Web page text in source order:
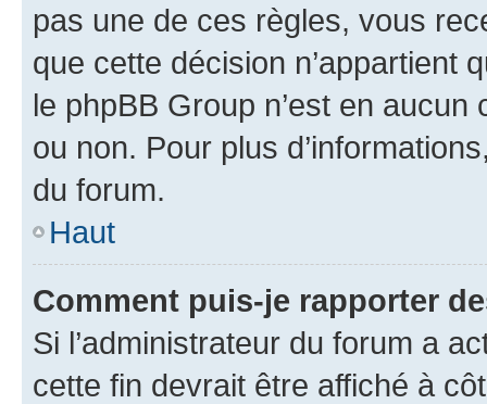
pas une de ces règles, vous
que cette décision n’appartient
le phpBB Group n’est en
ou non. Pour plus
du forum.
Haut
Comment puis-je rapporter
Si l’administrateur du forum a
cette fin devrait être affiché à